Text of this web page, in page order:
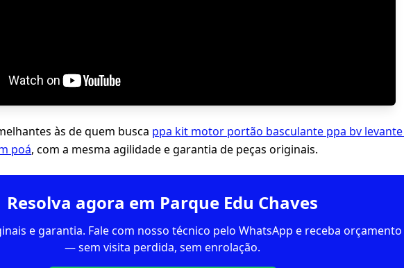
às de quem busca ppa kit motor portão basculante ppa bv levante
poá, com a mesma agilidade e garantia de peças originais.
Resolva agora em Parque Edu Chaves
e garantia. Fale com nosso técnico pelo WhatsApp e receba
— sem visita perdida, sem enrolação.